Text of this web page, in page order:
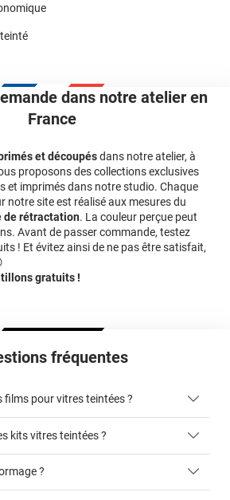
dans notre atelier en
France
et découpésdans notre atelier, à
proposons des collections exclusives
et imprimés dans notre studio. Chaque
notre site est réalisé aux mesures du
de rétractation. La couleur perçue peut
Avant de passer commande, testez
! Et évitez ainsi de ne pas être satisfait,
gratuits !
fréquentes
films pour vitres teintées ?
kits vitres teintées ?
?